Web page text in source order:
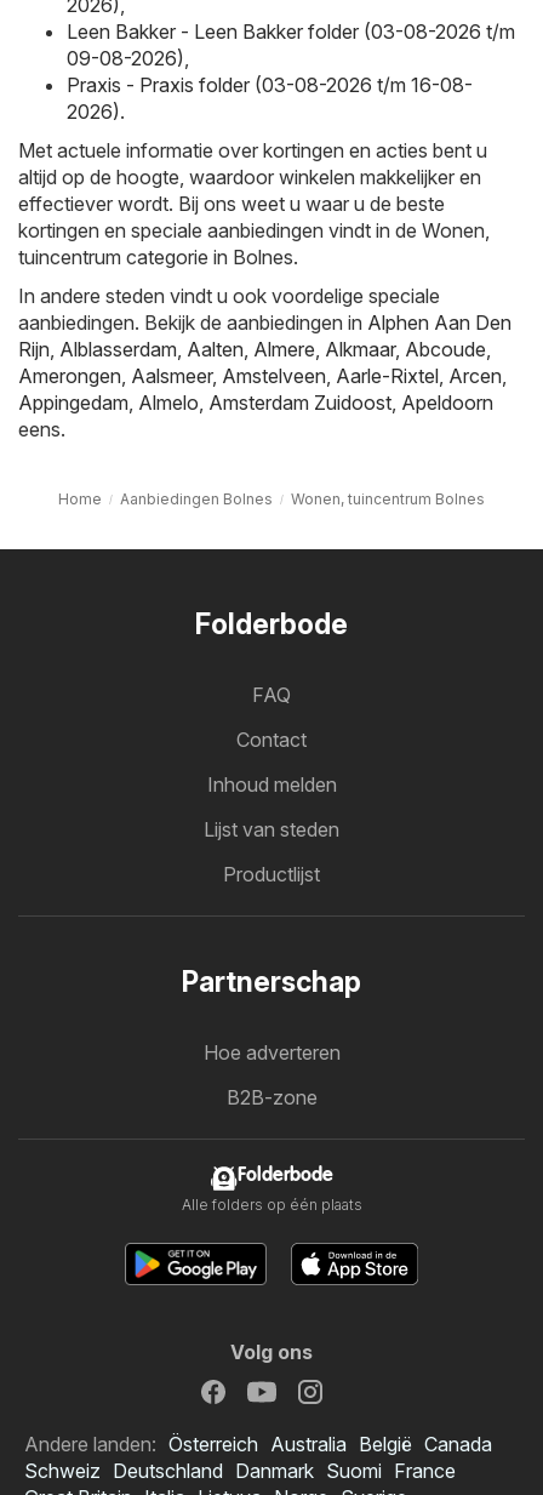
Leen Bakker - Leen Bakker folder (03-08-2026 t/m
09-08-2026)
Praxis - Praxis folder (03-08-2026 t/m 16-08-
2026).
Met actuele informatie over kortingen en acties bent u
altijd op de hoogte, waardoor winkelen makkelijker en
effectiever wordt. Bij ons weet u waar u de beste
kortingen en speciale aanbiedingen vindt in de Wonen,
tuincentrum categorie in Bolnes.
In andere steden vindt u ook voordelige speciale
aanbiedingen. Bekijk de aanbiedingen in Alphen Aan Den
Rijn Alblasserdam Aalten Almere Alkmaar, Abcoude
Amerongen Aalsmeer, Amstelveen Aarle-Rixtel Arcen
Appingedam Almelo Amsterdam Zuidoost Apeldoorn
eens.
Home Aanbiedingen Bolnes Wonen, tuincentrum Bolnes
Folderbode
FAQ
Contact
Inhoud melden
Lijst van steden
Productlijst
Partnerschap
Hoe adverteren
B2B-zone
Folderbode
Alle folders op één plaats
Volg ons
Andere landen: Österreich Australia België Canada
Schweiz Deutschland Danmark Suomi France